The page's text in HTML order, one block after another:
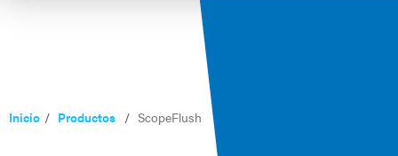
Inicio Productos ScopeFlush